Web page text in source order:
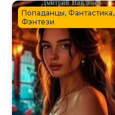
Попаданцы, Фантастика,
Фэнтези